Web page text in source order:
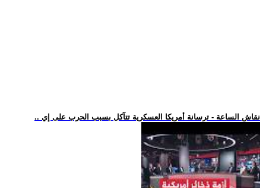
.. نقاش الساعة - ترسانة أمريكا العسكرية تتآكل بسبب الحرب على إي